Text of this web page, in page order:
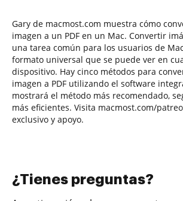
Gary de macmost.com muestra cómo
imagen a un PDF en un Mac. Convertir
una tarea común para los usuarios de
formato universal que se puede ver en
dispositivo. Hay cinco métodos para
imagen a PDF utilizando el software
mostrará el método más recomendado,
más eficientes. Visita macmost.com/
exclusivo y apoyo.
¿Tienes preguntas?